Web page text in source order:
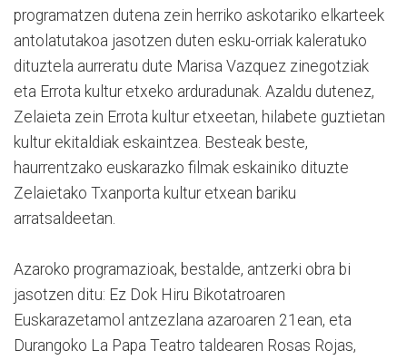
programatzen dutena zein herriko askotariko elkarteek
antolatutakoa jasotzen duten esku-orriak kaleratuko
dituztela aurreratu dute Marisa Vazquez zinegotziak
eta Errota kultur etxeko arduradunak. Azaldu dutenez,
Zelaieta zein Errota kultur etxeetan, hilabete guztietan
kultur ekitaldiak eskaintzea. Besteak beste,
haurrentzako euskarazko filmak eskainiko dituzte
Zelaietako Txanporta kultur etxean bariku
arratsaldeetan.
Azaroko programazioak, bestalde, antzerki obra bi
jasotzen ditu: Ez Dok Hiru Bikotatroaren
Euskarazetamol antzezlana azaroaren 21ean, eta
Durangoko La Papa Teatro taldearen Rosas Rojas,